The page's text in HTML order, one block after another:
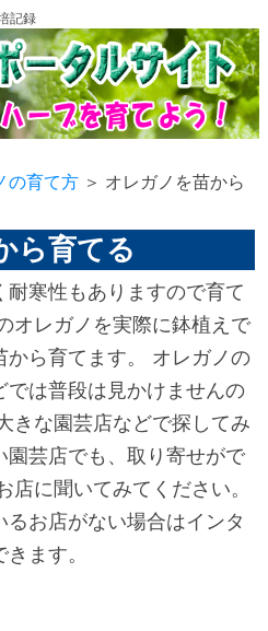
記録
の育て方 ＞ オレガノを苗から
ら育てる
寒性もありますので育て
オレガノを実際に鉢植えで
から育てます。 オレガノの
では普段は見かけませんの
きな園芸店などで探してみ
園芸店でも、取り寄せがで
店に聞いてみてください。
るお店がない場合はインタ
ます。